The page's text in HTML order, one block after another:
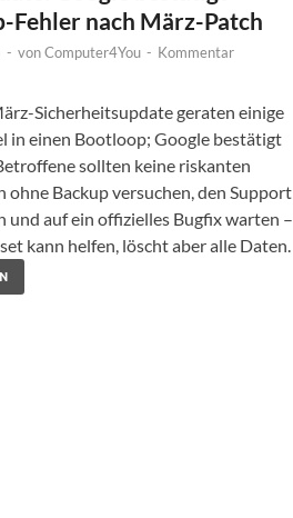
Fehler nach März-Patch
- vonComputer4You - Kommentar
Sicherheitsupdate geraten einige
in einen Bootloop; Google bestätigt
sollten keine riskanten
ohne Backup versuchen, den Support
und auf ein offizielles Bugfix warten –
kann helfen, löscht aber alle Daten.